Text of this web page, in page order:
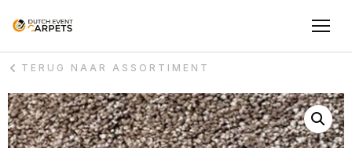
TERUG NAAR ASSORTIMENT